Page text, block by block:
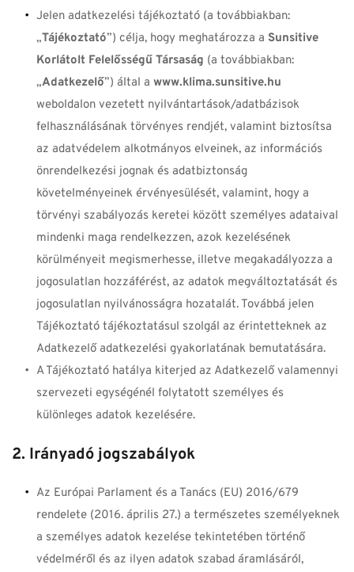
Jelen adatkezelési tájékoztató (a továbbiakban:
„Tájékoztató”) célja, hogy meghatározza a Sunsitive
Korlátolt Felelősségű Társaság (a továbbiakban:
„Adatkezelő”) által a
weboldalon vezetett nyilvántartások/adatbázisok
felhasználásának törvényes rendjét, valamint biztosítsa
az adatvédelem alkotmányos elveinek, az információs
önrendelkezési jognak és adatbiztonság
követelményeinek érvényesülését, valamint, hogy a
törvényi szabályozás keretei között személyes adataival
mindenki maga rendelkezzen, azok kezelésének
körülményeit megismerhesse, illetve megakadályozza a
jogosulatlan hozzáférést, az adatok megváltoztatását és
jogosulatlan nyilvánosságra hozatalát. Továbbá jelen
Tájékoztató tájékoztatásul szolgál az érintetteknek az
Adatkezelő adatkezelési gyakorlatának bemutatására.
A Tájékoztató hatálya kiterjed az Adatkezelő valamennyi
szervezeti egységénél folytatott személyes és
különleges adatok kezelésére.
2. Irányadó jogszabályok
Az Európai Parlament és a Tanács (EU) 2016/679
rendelete (2016. április 27.) a természetes személyeknek
a személyes adatok kezelése tekintetében történő
védelméről és az ilyen adatok szabad áramlásáról,